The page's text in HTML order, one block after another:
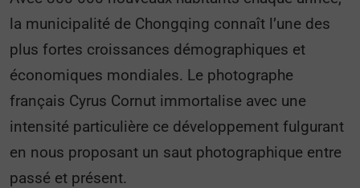
la municipalité de Chongqing connaît l’une des
plus fortes croissances démographiques et
économiques mondiales. Le photographe
français Cyrus Cornut immortalise avec une
intensité particulière ce développement fulgurant
en nous proposant un saut photographique entre
passé et présent.